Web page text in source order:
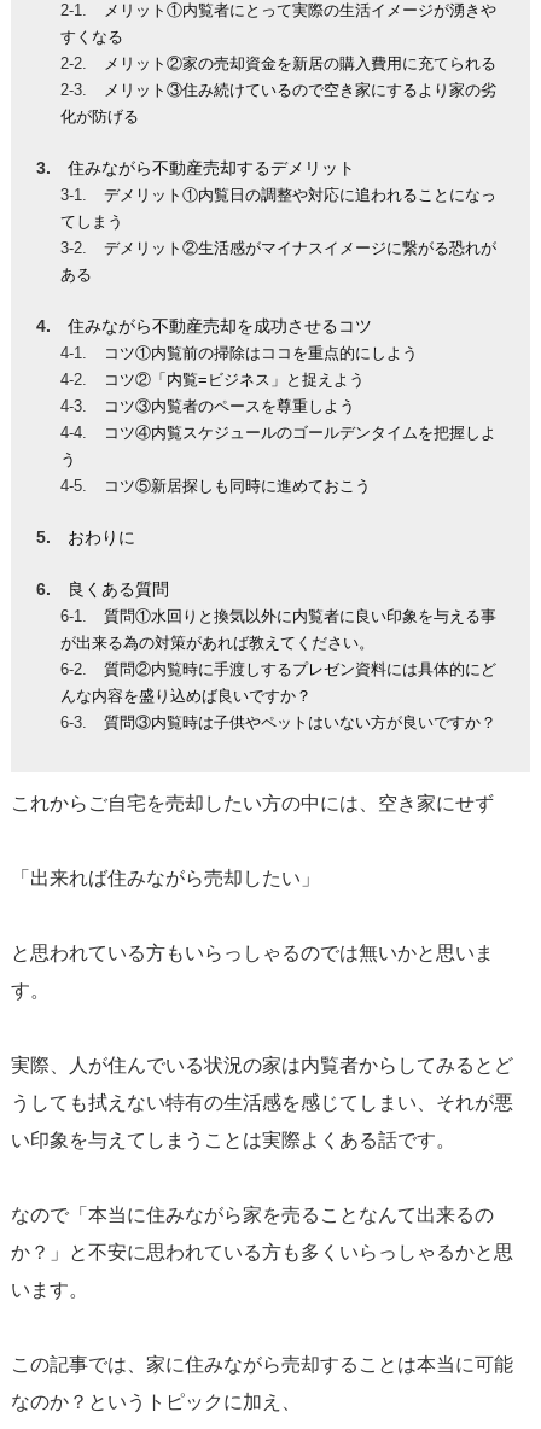
メリット①内覧者にとって実際の生活イメージが湧きや
すくなる
メリット②家の売却資金を新居の購入費用に充てられる
メリット③住み続けているので空き家にするより家の劣
化が防げる
住みながら不動産売却するデメリット
デメリット①内覧日の調整や対応に追われることになっ
てしまう
デメリット②生活感がマイナスイメージに繋がる恐れが
ある
住みながら不動産売却を成功させるコツ
コツ①内覧前の掃除はココを重点的にしよう
コツ②「内覧=ビジネス」と捉えよう
コツ③内覧者のペースを尊重しよう
コツ④内覧スケジュールのゴールデンタイムを把握しよ
う
コツ⑤新居探しも同時に進めておこう
おわりに
良くある質問
質問①水回りと換気以外に内覧者に良い印象を与える事
が出来る為の対策があれば教えてください。
質問②内覧時に手渡しするプレゼン資料には具体的にど
んな内容を盛り込めば良いですか？
質問③内覧時は子供やペットはいない方が良いですか？
これからご自宅を売却したい方の中には、空き家にせず
「出来れば住みながら売却したい」
と思われている方もいらっしゃるのでは無いかと思いま
す。
実際、人が住んでいる状況の家は内覧者からしてみるとど
うしても拭えない特有の生活感を感じてしまい、それが悪
い印象を与えてしまうことは実際よくある話です。
なので「本当に住みながら家を売ることなんて出来るの
か？」と不安に思われている方も多くいらっしゃるかと思
います。
この記事では、家に住みながら売却することは本当に可能
なのか？というトピックに加え、